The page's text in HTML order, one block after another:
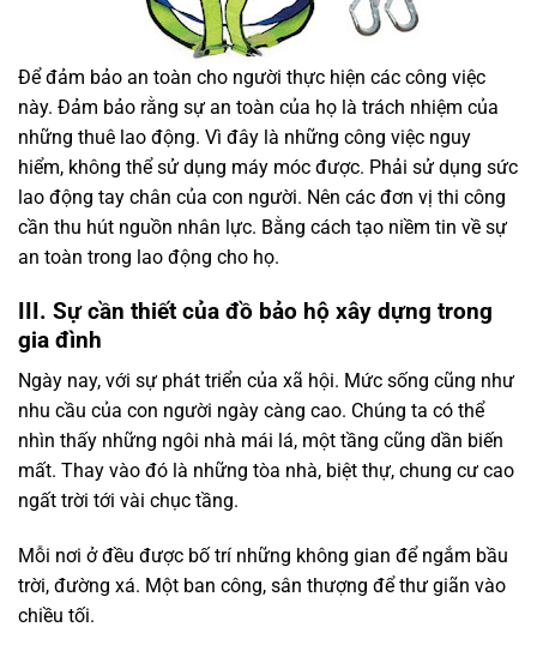
Để đảm bảo an toàn cho người thực hiện các công việc
này. Đảm bảo rằng sự an toàn của họ là trách nhiệm của
những thuê lao động. Vì đây là những công việc nguy
hiểm, không thể sử dụng máy móc được. Phải sử dụng sức
lao động tay chân của con người. Nên các đơn vị thi công
cần thu hút nguồn nhân lực. Bằng cách tạo niềm tin về sự
an toàn trong lao động cho họ.
III. Sự cần thiết của đồ bảo hộ xây dựng trong
gia đình
Ngày nay, với sự phát triển của xã hội. Mức sống cũng như
nhu cầu của con người ngày càng cao. Chúng ta có thể
nhìn thấy những ngôi nhà mái lá, một tầng cũng dần biến
mất. Thay vào đó là những tòa nhà, biệt thự, chung cư cao
ngất trời tới vài chục tầng.
Mỗi nơi ở đều được bố trí những không gian để ngắm bầu
trời, đường xá. Một ban công, sân thượng để thư giãn vào
chiều tối.